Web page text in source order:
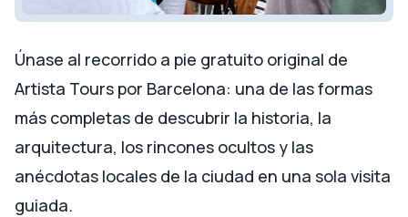
Únase al recorrido a pie gratuito original de
Artista Tours por Barcelona: una de las formas
más completas de descubrir la historia, la
arquitectura, los rincones ocultos y las
anécdotas locales de la ciudad en una sola visita
guiada.